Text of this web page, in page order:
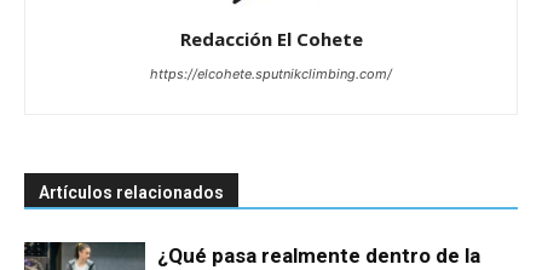
Redacción El Cohete
https://elcohete.sputnikclimbing.com/
Artículos relacionados
¿Qué pasa realmente dentro de la